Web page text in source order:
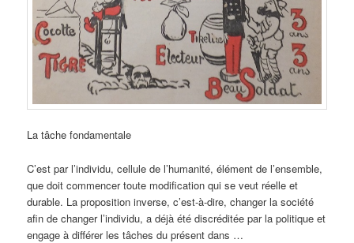
La tâche fondamentale
C’est par l’individu, cellule de l’humanité, élément de l’ensemble,
que doit commencer toute modification qui se veut réelle et
durable. La proposition inverse, c’est-à-dire, changer la société
afin de changer l’individu, a déjà été discréditée par la politique et
engage à différer les tâches du présent dans …